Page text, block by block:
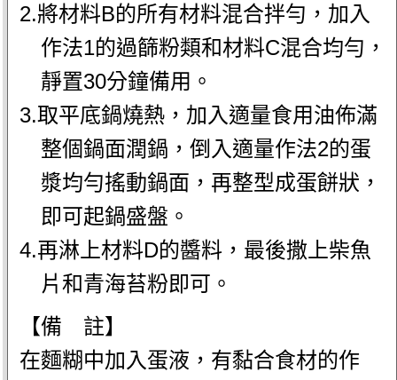
2.將材料B的所有材料混合拌勻，加入
作法1的過篩粉類和材料C混合均勻，
靜置30分鐘備用。
3.取平底鍋燒熱，加入適量食用油佈滿
整個鍋面潤鍋，倒入適量作法2的蛋
漿均勻搖動鍋面，再整型成蛋餅狀，
即可起鍋盛盤。
4.再淋上材料D的醬料，最後撒上柴魚
片和青海苔粉即可。
【備 註】
在麵糊中加入蛋液，有黏合食材的作